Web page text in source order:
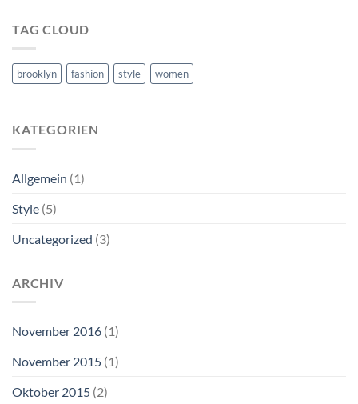
TAG CLOUD
brooklyn fashion style women
KATEGORIEN
Allgemein (1)
Style (5)
Uncategorized (3)
ARCHIV
November 2016 (1)
November 2015 (1)
Oktober 2015 (2)